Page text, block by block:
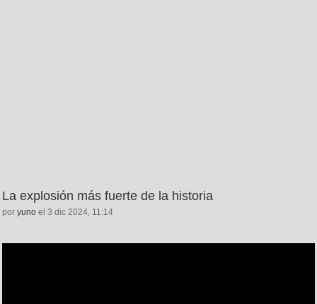
La explosión más fuerte de la historia
por yuno el 3 dic 2024, 11:14